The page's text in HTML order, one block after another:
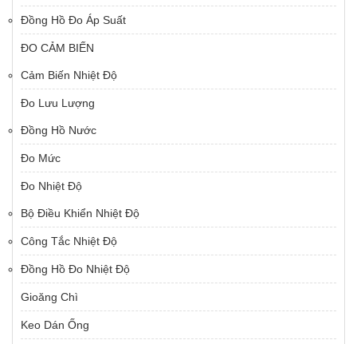
Đồng Hồ Đo Áp Suất
ĐO CẢM BIẾN
Cảm Biến Nhiệt Độ
Đo Lưu Lượng
Đồng Hồ Nước
Đo Mức
Đo Nhiệt Độ
Bộ Điều Khiển Nhiệt Độ
Công Tắc Nhiệt Độ
Đồng Hồ Đo Nhiệt Độ
Gioăng Chì
Keo Dán Ống